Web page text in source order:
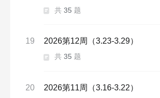
共 35 题
19 2026第12周（3.23-3.29）
共 35 题
20 2026第11周（3.16-3.22）